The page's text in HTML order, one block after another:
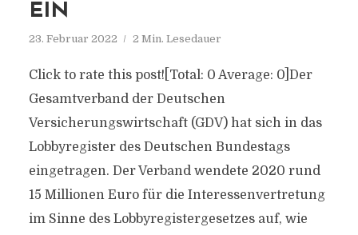
EIN
23. Februar 2022 2 Min. Lesedauer
Click to rate this post![Total: 0 Average: 0]Der
Gesamtverband der Deutschen
Versicherungswirtschaft (GDV) hat sich in das
Lobbyregister des Deutschen Bundestags
eingetragen. Der Verband wendete 2020 rund
15 Millionen Euro für die Interessenvertretung
im Sinne des Lobbyregistergesetzes auf, wie